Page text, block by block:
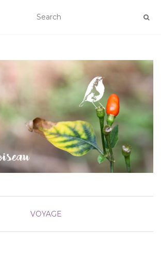
LA NAVIGATION
VOYAGE